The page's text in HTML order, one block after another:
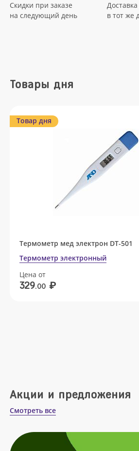
Скидки при заказе
на следующий день
Доставка
в тот же
Товары дня
Товар дня
Термометр мед электрон DT-501
Термометр электронный
Цена от
329.00 ₽
Акции и предложения
Смотреть все